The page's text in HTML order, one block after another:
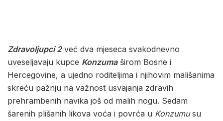
Zdravoljupci 2već dva mjeseca svakodnevno
uveseljavaju kupce Konzumaširom Bosne i
Hercegovine, a ujedno roditeljima i njihovim mališanima
skreću pažnju na važnost usvajanja zdravih
prehrambenih navika još od malih nogu. Sedam
šarenih plišanih likova voća i povrća u Konzumusu